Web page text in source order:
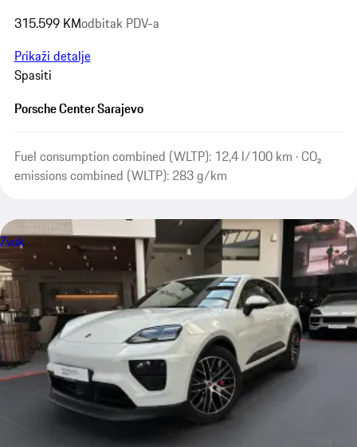
315.599 KModbitak PDV-a
Prikaži detalje
Spasiti
Porsche Center Sarajevo
Fuel consumption combined (WLTP): 12,4 l/100 km · CO₂
emissions combined (WLTP): 283 g/km
Zvuk